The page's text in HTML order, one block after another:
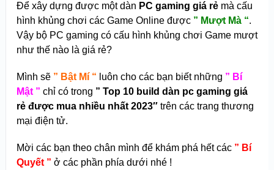
Để xây dựng được một dàn PC gaming giá rẻmà cấu
hình khủng chơi các Game Online được ” Mượt Mà “.
Vậy bộ PC gaming có cấu hình khủng chơi Game mượt
như thế nào là giá rẻ?
Mình sẽ ” Bật Mí “ luôn cho các bạn biết những ” Bí
Mật ” chỉ có trong ” Top 10 build dàn pc gaming giá
rẻ được mua nhiều nhất 2023″ trên các trang thương
mại điện tử.
Mời các bạn theo chân mình để khám phá hết các ” Bí
Quyết ” ở các phần phía dưới nhé !